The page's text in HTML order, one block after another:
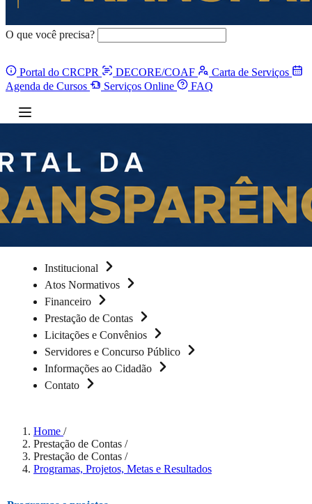
O que você precisa?
Portal do CRCPR DECORE/COAF
Carta de Serviços
Agenda de Cursos
Serviços Online FAQ
Institucional
Atos Normativos
Financeiro
Prestação de Contas
Licitações e Convênios
Servidores e Concurso Público
Informações ao Cidadão
Contato
Home /
Prestação de Contas /
Prestação de Contas /
Programas, Projetos, Metas e Resultados